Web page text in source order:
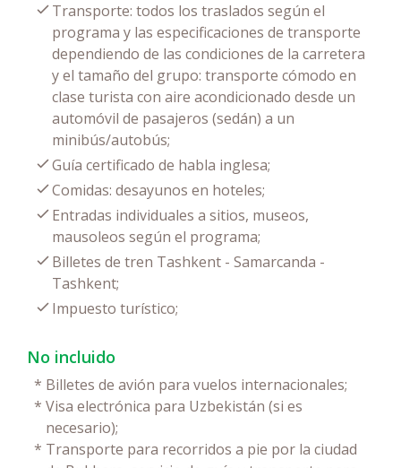
Transporte: todos los traslados según el
programa y las especificaciones de transporte
dependiendo de las condiciones de la carretera
y el tamaño del grupo: transporte cómodo en
clase turista con aire acondicionado desde un
automóvil de pasajeros (sedán) a un
minibús/autobús;
Guía certificado de habla inglesa;
Comidas: desayunos en hoteles;
Entradas individuales a sitios, museos,
mausoleos según el programa;
Billetes de tren Tashkent - Samarcanda -
Tashkent;
Impuesto turístico;
No incluido
* Billetes de avión para vuelos internacionales;
* Visa electrónica para Uzbekistán (si es
necesario);
* Transporte para recorridos a pie por la ciudad